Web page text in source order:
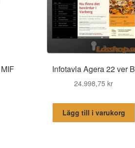
Infotavla Agera 22 ver B
24.998,75kr
Lägg till i varukorg